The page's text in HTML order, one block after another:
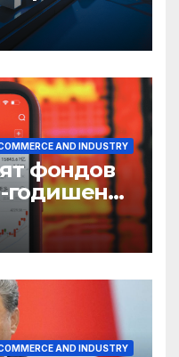
AND INDUSTRY
фондов
годишен
AND INDUSTRY